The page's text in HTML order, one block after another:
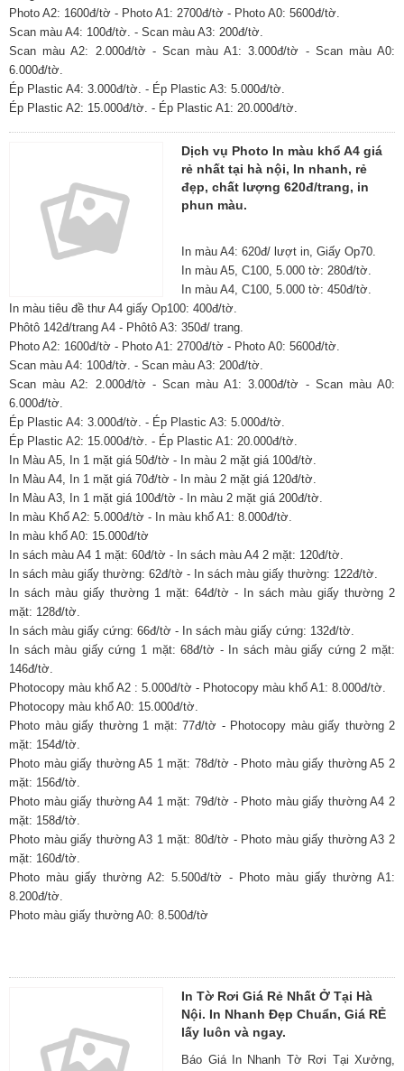
Photo A2: 1600đ/tờ - Photo A1: 2700đ/tờ - Photo A0: 5600đ/tờ.
Scan màu A4: 100đ/tờ. - Scan màu A3: 200đ/tờ.
Scan màu A2: 2.000đ/tờ - Scan màu A1: 3.000đ/tờ - Scan màu A0:
6.000đ/tờ.
Ép Plastic A4: 3.000đ/tờ. - Ép Plastic A3: 5.000đ/tờ.
Ép Plastic A2: 15.000đ/tờ. - Ép Plastic A1: 20.000đ/tờ.
Dịch vụ Photo In màu khổ A4 giá
rẻ nhất tại hà nội, In nhanh, rẻ
đẹp, chất lượng 620đ/trang, in
phun màu.
In màu A4: 620đ/ lượt in, Giấy Op70.
In màu A5, C100, 5.000 tờ: 280đ/tờ.
In màu A4, C100, 5.000 tờ: 450đ/tờ.
In màu tiêu đề thư A4 giấy Op100: 400đ/tờ.
Phôtô 142đ/trang A4 - Phôtô A3: 350đ/ trang.
Photo A2: 1600đ/tờ - Photo A1: 2700đ/tờ - Photo A0: 5600đ/tờ.
Scan màu A4: 100đ/tờ. - Scan màu A3: 200đ/tờ.
Scan màu A2: 2.000đ/tờ - Scan màu A1: 3.000đ/tờ - Scan màu A0:
6.000đ/tờ.
Ép Plastic A4: 3.000đ/tờ. - Ép Plastic A3: 5.000đ/tờ.
Ép Plastic A2: 15.000đ/tờ. - Ép Plastic A1: 20.000đ/tờ.
In Màu A5, In 1 mặt giá 50đ/tờ - In màu 2 mặt giá 100đ/tờ.
In Màu A4, In 1 mặt giá 70đ/tờ - In màu 2 mặt giá 120đ/tờ.
In Màu A3, In 1 mặt giá 100đ/tờ - In màu 2 mặt giá 200đ/tờ.
In màu Khổ A2: 5.000đ/tờ - In màu khổ A1: 8.000đ/tờ.
In màu khổ A0: 15.000đ/tờ
In sách màu A4 1 mặt: 60đ/tờ - In sách màu A4 2 mặt: 120đ/tờ.
In sách màu giấy thường: 62đ/tờ - In sách màu giấy thường: 122đ/tờ.
In sách màu giấy thường 1 mặt: 64đ/tờ - In sách màu giấy thường 2
mặt: 128đ/tờ.
In sách màu giấy cứng: 66đ/tờ - In sách màu giấy cứng: 132đ/tờ.
In sách màu giấy cứng 1 mặt: 68đ/tờ - In sách màu giấy cứng 2 mặt:
146đ/tờ.
Photocopy màu khổ A2 : 5.000đ/tờ - Photocopy màu khổ A1: 8.000đ/tờ.
Photocopy màu khổ A0: 15.000đ/tờ.
Photo màu giấy thường 1 mặt: 77đ/tờ - Photocopy màu giấy thường 2
mặt: 154đ/tờ.
Photo màu giấy thường A5 1 mặt: 78đ/tờ - Photo màu giấy thường A5 2
mặt: 156đ/tờ.
Photo màu giấy thường A4 1 mặt: 79đ/tờ - Photo màu giấy thường A4 2
mặt: 158đ/tờ.
Photo màu giấy thường A3 1 mặt: 80đ/tờ - Photo màu giấy thường A3 2
mặt: 160đ/tờ.
Photo màu giấy thường A2: 5.500đ/tờ - Photo màu giấy thường A1:
8.200đ/tờ.
Photo màu giấy thường A0: 8.500đ/tờ
In Tờ Rơi Giá Rẻ Nhất Ở Tại Hà
Nội. In Nhanh Đẹp Chuẩn, Giá RẺ
lấy luôn và ngay.
Báo Giá In Nhanh Tờ Rơi Tại Xưởng,